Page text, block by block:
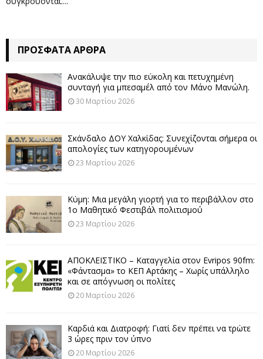
ΠΡΌΣΦΑΤΑ ΆΡΘΡΑ
Ανακάλυψε την πιο εύκολη και πετυχημένη
συνταγή για μπεσαμέλ από τον Μάνο Μανώλη.
30 Μαρτίου 2026
Σκάνδαλο ΔΟΥ Χαλκίδας: Συνεχίζονται σήμερα οι
απολογίες των κατηγορουμένων
23 Μαρτίου 2026
Κύμη: Μια μεγάλη γιορτή για το περιβάλλον στο
1ο Μαθητικό Φεστιβάλ πολιτισμού
23 Μαρτίου 2026
ΑΠΟΚΛΕΙΣΤΙΚΟ – Καταγγελία στον Evripos 90fm:
«Φάντασμα» το ΚΕΠ Αρτάκης – Χωρίς υπάλληλο
και σε απόγνωση οι πολίτες
20 Μαρτίου 2026
Καρδιά και Διατροφή: Γιατί δεν πρέπει να τρώτε
3 ώρες πριν τον ύπνο
20 Μαρτίου 2026